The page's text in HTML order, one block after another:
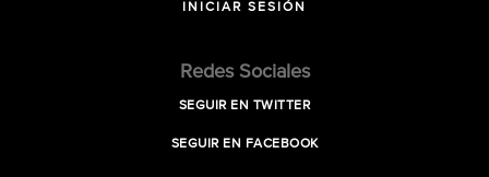
INICIAR SESIÓN
Redes Sociales
SEGUIR EN TWITTER
SEGUIR EN FACEBOOK